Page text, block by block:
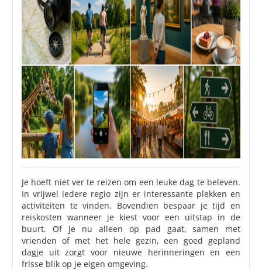
Je hoeft niet ver te reizen om een leuke dag te beleven.
In vrijwel iedere regio zijn er interessante plekken en
activiteiten te vinden. Bovendien bespaar je tijd en
reiskosten wanneer je kiest voor een uitstap in de
buurt. Of je nu alleen op pad gaat, samen met
vrienden of met het hele gezin, een goed gepland
dagje uit zorgt voor nieuwe herinneringen en een
frisse blik op je eigen omgeving.